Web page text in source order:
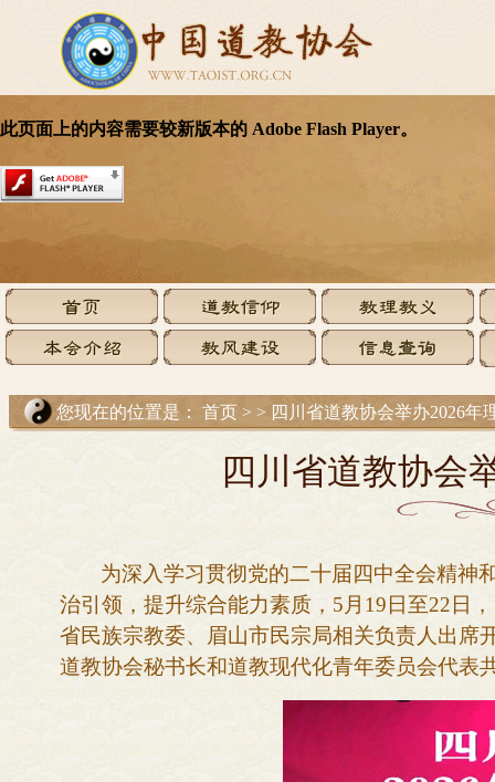
您现在的位置是： 首页 > > 四川省道教协会举办2026年
四川省道教协会
为深入学习贯彻党的二十届四中全会精神
治引领，提升综合能力素质， 5月19日至22日，
省民族宗教委、
眉山市民宗局相关负责人 出席
道教协会秘书长和道教现代化青年委员会代表